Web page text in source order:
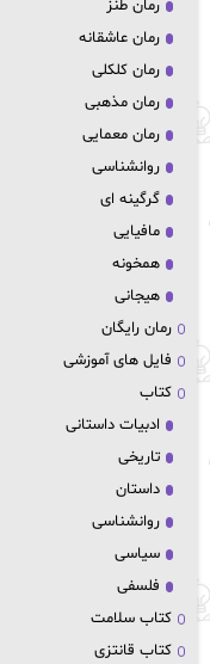
رمان طنز
رمان عاشقانه
رمان کلکلی
رمان مذهبی
رمان معمایی
روانشناسی
گرگینه ای
مافیایی
همخونه
هیجانی
رمان رایگان
فایل های آموزشی
کتاب
ادبیات داستانی
تاریخی
داستان
روانشناسی
سیاسی
فلسفی
کتاب سلامت
کتاب قانتزی